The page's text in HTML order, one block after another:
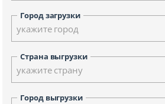
Город загрузки
укажите город
Страна выгрузки
укажите страну
Город выгрузки